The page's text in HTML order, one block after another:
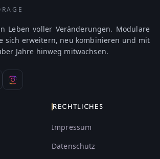
Leben voller Veränderungen. Modulare
sich erweitern, neu kombinieren und mit
Jahre hinweg mitwachsen.
RECHTLICHES
Impressum
Datenschutz